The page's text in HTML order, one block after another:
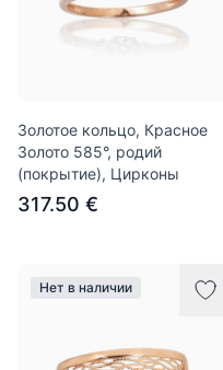
Золотое кольцо, Красное
Золото 585°, родий
(покрытие), Цирконы
317.50 €
Нет в наличии